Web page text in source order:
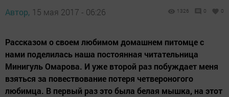
Автор, 15 мая 2017 - 06:26 1326 0 0
Рассказом о своем любимом домашнем питомце с
нами поделилась наша постоянная читательница
Минигуль Омарова. И уже второй раз побуждает меня
взяться за повествование потеря четвероногого
любимца. В первый раз это была белая мышка, на этот